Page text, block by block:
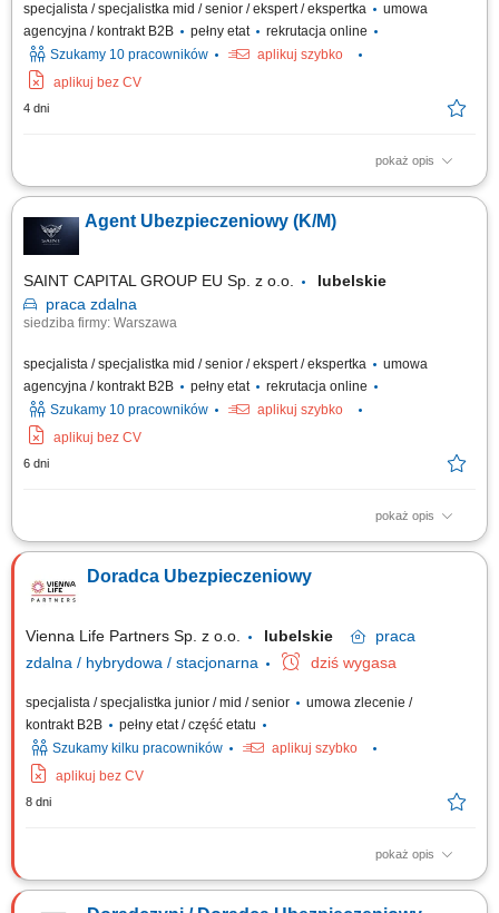
specjalista / specjalistka mid / senior / ekspert / ekspertka
umowa
agencyjna / kontrakt B2B
pełny etat
rekrutacja online
Szukamy 10 pracowników
aplikuj szybko
aplikuj bez CV
4 dni
pokaż opis
Opis stanowiska: Rozwijanie współpracy z obecnymi klientami oraz
ubezpieczeń na życie, majątkowych, komunikacyjnych i dla firm.
Budowanie długofalowych relacji oraz dopasowywanie rozwiązań do
Agent Ubezpieczeniowy (K/M)
SAINT CAPITAL GROUP EU Sp. z o.o.
lubelskie
praca zdalna
siedziba firmy: Warszawa
specjalista / specjalistka mid / senior / ekspert / ekspertka
umowa
agencyjna / kontrakt B2B
pełny etat
rekrutacja online
Szukamy 10 pracowników
aplikuj szybko
aplikuj bez CV
6 dni
pokaż opis
Opis stanowiska: Aktywna obsługa i cross-selling w ramach własnego
(życiowe, majątkowe, komunikacyjne, firmowe) Koncentracja na
budowaniu długofalowych relacji w obszarze ubezpieczeń na życie;
Doradca Ubezpieczeniowy
Vienna Life Partners Sp. z o.o. lubelskie
praca
zdalna / hybrydowa / stacjonarna
dziś wygasa
specjalista / specjalistka junior / mid / senior
umowa zlecenie /
kontrakt B2B
pełny etat / część etatu
Szukamy kilku pracowników
aplikuj szybko
aplikuj bez CV
8 dni
pokaż opis
Twój zakres obowiązków: Będziesz aktywnie poszukiwać nowych